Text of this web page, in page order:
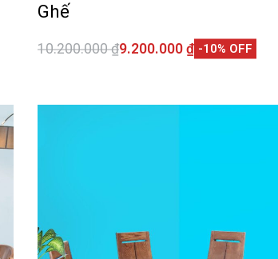
Ghế
10.200.000₫9.200.000 ₫ -10% OFF